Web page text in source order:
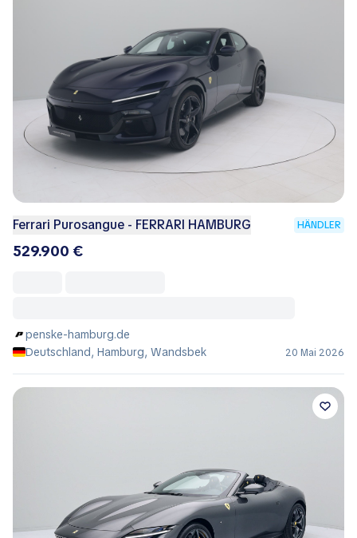
Ferrari Purosangue - FERRARI HAMBURG HÄNDLER
529.900 €
penske-hamburg.de
Deutschland, Hamburg, Wandsbek
20 Mai 2026